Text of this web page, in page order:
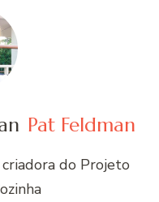
Pat Feldman
do Projeto